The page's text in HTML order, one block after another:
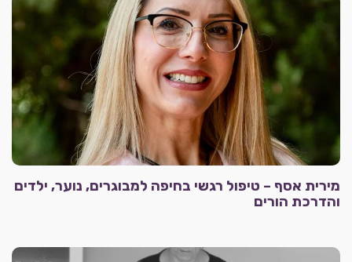
מירית אסף – טיפול רגשי בחיפה למבוגרים, נוער, ילדים
והדרכת הורים